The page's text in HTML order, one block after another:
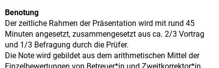
Benotung
Der zeitliche Rahmen der Präsentation wird mit rund 45
Minuten angesetzt, zusammengesetzt aus ca. 2/3 Vortrag
und 1/3 Befragung durch die Prüfer.
Die Note wird gebildet aus dem arithmetischen Mittel der